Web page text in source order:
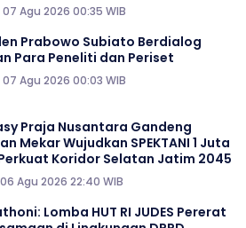
Agu 2026 00:35 WIB
Prabowo Subiato Berdialog
Para Peneliti dan Periset
Agu 2026 00:03 WIB
Praja Nusantara Gandeng
Mekar Wujudkan SPEKTANI 1 Juta
Koridor Selatan Jatim 2045
Agu 2026 22:40 WIB
Lomba HUT RI JUDES Pererat